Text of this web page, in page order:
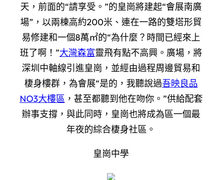
天，前面的“請享受。”的皇崗將建起“會展南廣
場”，以兩棟高約200米、連在一路的雙塔形貿
易修建和一個8萬㎡的“為什麼？時間已經來上
班了啊！”大灣森富靈飛有點不高興。廣場，將
深圳中軸線引進皇崗，並經由過程周邊貿易和
棲身樓群，為會展“是的，我聽說過吾映良品
NO3大樓區 ，甚至都聽到他在吻你。”供給配套
辦事支撐，與此同時，皇崗也將成為區一個最
年夜的綜合棲身社區。
皇崗中學